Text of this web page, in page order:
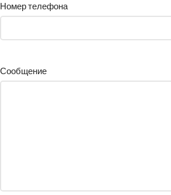
Номер телефона
Сообщение